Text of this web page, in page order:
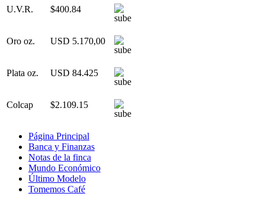
U.V.R. $400.84
Oro oz. USD 5.170,00
Plata oz. USD 84.425
Colcap $2.109.15
Página Principal
Banca y Finanzas
Notas de la finca
Mundo Económico
Último Modelo
Tomemos Café